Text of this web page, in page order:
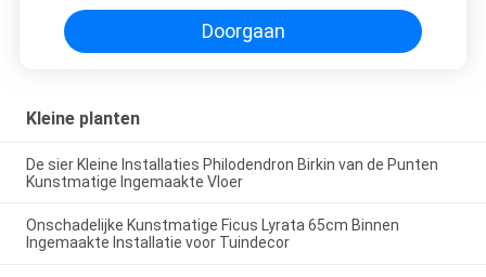
Doorgaan
Kleine planten
De sier Kleine Installaties Philodendron Birkin van de Punten
Kunstmatige Ingemaakte Vloer
Onschadelijke Kunstmatige Ficus Lyrata 65cm Binnen
Ingemaakte Installatie voor Tuindecor